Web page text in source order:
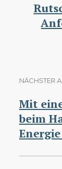
NÄCHSTER
Mit
beim